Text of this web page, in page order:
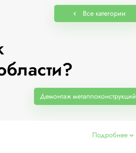
Все категории
Демонтаж металлоконструкций
Подробнее